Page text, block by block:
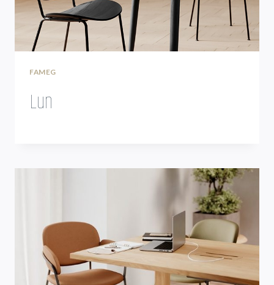
FAMEG
Lun